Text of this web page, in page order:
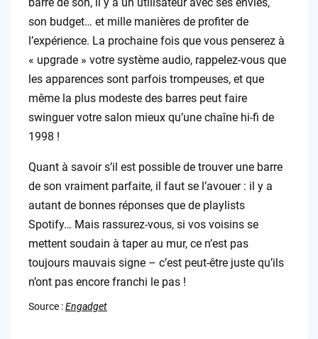
son budget… et mille manières de profiter de
l’expérience. La prochaine fois que vous penserez à
« upgrade » votre système audio, rappelez-vous que
les apparences sont parfois trompeuses, et que
même la plus modeste des barres peut faire
swinguer votre salon mieux qu’une chaîne hi-fi de
1998 !
Quant à savoir s’il est possible de trouver une barre
de son vraiment parfaite, il faut se l’avouer : il y a
autant de bonnes réponses que de playlists
Spotify… Mais rassurez-vous, si vos voisins se
mettent soudain à taper au mur, ce n’est pas
toujours mauvais signe – c’est peut-être juste qu’ils
n’ont pas encore franchi le pas !
Source :Engadget